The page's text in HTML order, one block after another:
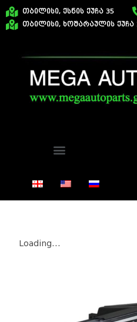
თბილისი, ქსნის ქუჩა 35
თბილისი, ხოშარაულის ქუჩა
Loading...